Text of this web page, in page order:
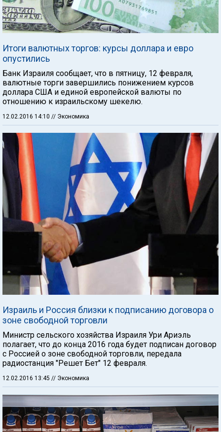
Итоги валютных торгов: курсы доллара и евро
опустились
Банк Израиля сообщает, что в пятницу, 12 февраля,
валютные торги завершились понижением курсов
доллара США и единой европейской валюты по
отношению к израильскому шекелю.
12.02.2016 14:10 // Экономика
Израиль и Россия близки к подписанию договора о
зоне свободной торговли
Министр сельского хозяйства Израиля Ури Ариэль
полагает, что до конца 2016 года будет подписан договор
с Россией о зоне свободной торговли, передала
радиостанция "Решет Бет" 12 февраля.
12.02.2016 13:45 // Экономика